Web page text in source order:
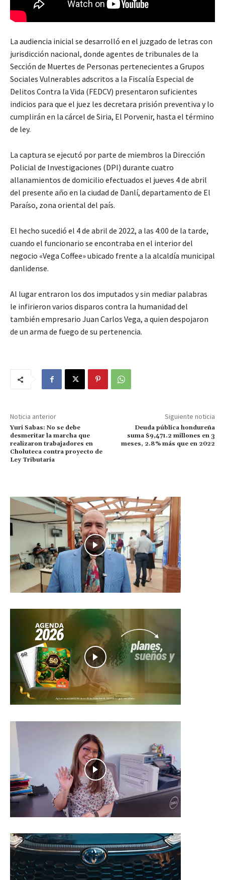
La audiencia inicial se desarrolló en el juzgado de letras con
jurisdicción nacional, donde agentes de tribunales de la
Sección de Muertes de Personas pertenecientes a Grupos
Sociales Vulnerables adscritos a la Fiscalía Especial de
Delitos Contra la Vida (FEDCV) presentaron suficientes
indicios para que el juez les decretara prisión preventiva y lo
cumplirán en la cárcel de Siria, El Porvenir, hasta el término
de ley.
La captura se ejecutó por parte de miembros la Dirección
Policial de Investigaciones (DPI) durante cuatro
allanamientos de domicilio efectuados el jueves 4 de abril
del presente año en la ciudad de Danlí, departamento de El
Paraíso, zona oriental del país.
El hecho sucedió el 4 de abril de 2022, a las 4:00 de la tarde,
cuando el funcionario se encontraba en el interior del
negocio «Vega Coffee» ubicado frente a la alcaldía municipal
danlidense.
Al lugar entraron los dos imputados y sin mediar palabras
le infirieron varios disparos contra la humanidad del
también empresario Juan Carlos Vega, a quien despojaron
de un arma de fuego de su pertenencia.
Noticia anterior
Yuri Sabas: No se debe
desmeritar la marcha que
realizaron trabajadores en
Choluteca contra proyecto de
Ley Tributaria
Siguiente noticia
Deuda pública hondureña
suma $9,471.2 millones en 3
meses, 2.8% más que en 2022